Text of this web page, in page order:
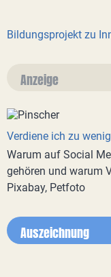
Bildungsprojekt zu
Anzeige
Verdiene ich zu
Warum auf Social
gehören und warum
Pixabay, Petfoto
Auszeichnung